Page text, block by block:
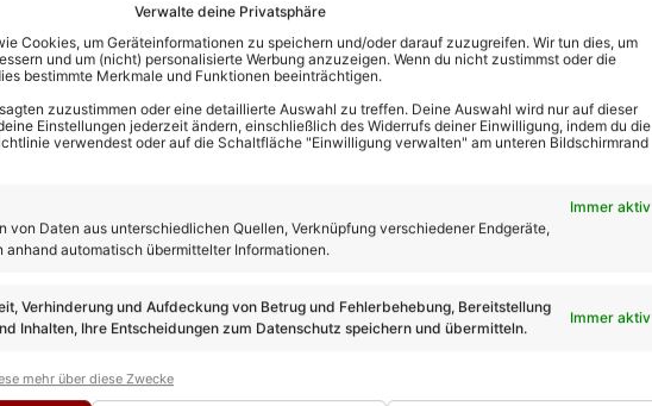
Verwalte deine Privatsphäre
Cookies, um Geräteinformationen zu speichern und/oder darauf zuzugreifen. Wir tun dies, um
und um (nicht) personalisierte Werbung anzuzeigen. Wenn du nicht zustimmst oder die
bestimmte Merkmale und Funktionen beeinträchtigen.
zuzustimmen oder eine detaillierte Auswahl zu treffen. Deine Auswahl wird nur auf dieser
Einstellungen jederzeit ändern, einschließlich des Widerrufs deiner Einwilligung, indem du die
verwendest oder auf die Schaltfläche "Einwilligung verwalten" am unteren Bildschirmrand
Immer aktiv
von Daten aus unterschiedlichen Quellen, Verknüpfung verschiedener Endgeräte,
anhand automatisch übermittelter Informationen.
Verhinderung und Aufdeckung von Betrug und Fehlerbehebung, Bereitstellung
Inhalten, Ihre Entscheidungen zum Datenschutz speichern und übermitteln.
Immer aktiv
mehr über diese Zwecke